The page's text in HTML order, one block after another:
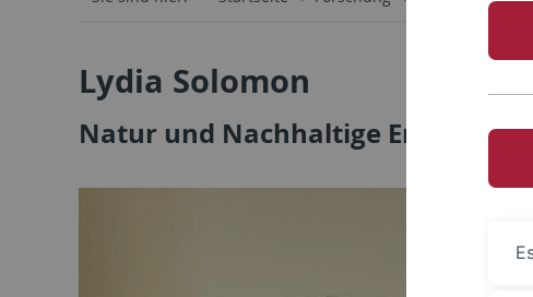
Lydia Solomon
Natur und Nachhaltige